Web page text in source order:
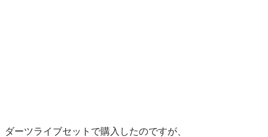
ダーツライブセットで購入したのですが、